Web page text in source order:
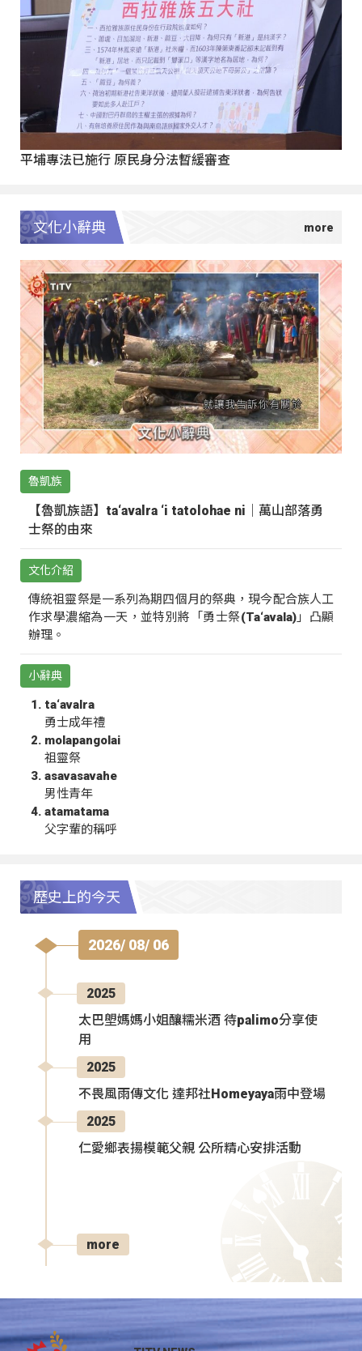
平埔專法已施行 原民身分法暫緩審查
文化小辭典
魯凱族
【魯凱族語】ta‘avalra ‘i tatolohae ni｜萬山部落勇
士祭的由來
文化介紹
傳統祖靈祭是一系列為期四個月的祭典，現今配合族人工
作求學濃縮為一天，並特別將「勇士祭(Ta‘avala)」凸顯
辦理。
小辭典
ta‘avalra
勇士成年禮
molapangolai
祖靈祭
asavasavahe
男性青年
atamatama
父字輩的稱呼
歷史上的今天
2026/ 08/ 06
2025
太巴塱媽媽小姐釀糯米酒 待palimo分享使
用
2025
不畏風雨傳文化 達邦社Homeyaya雨中登場
2025
仁愛鄉表揚模範父親 公所精心安排活動
more